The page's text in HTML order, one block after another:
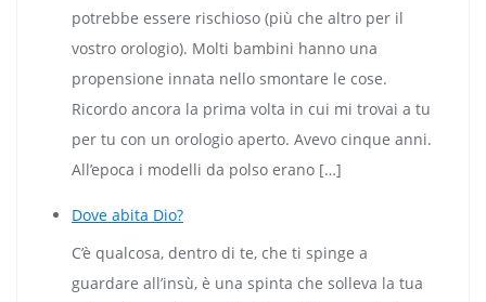
potrebbe essere rischioso (più che altro per il
vostro orologio). Molti bambini hanno una
propensione innata nello smontare le cose.
Ricordo ancora la prima volta in cui mi trovai a tu
per tu con un orologio aperto. Avevo cinque anni.
All’epoca i modelli da polso erano […]
Dove abita Dio?
C’è qualcosa, dentro di te, che ti spinge a
guardare all’insù, è una spinta che solleva la tua